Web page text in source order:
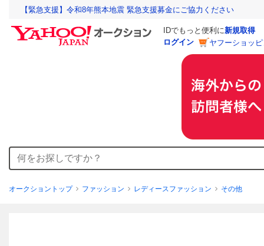
【緊急支援】令和8年熊本地震 緊急支援募金にご協力ください
IDでもっと便利に新規取得
ログイン
ヤフーショッ
オークショントップ ファッション レディースファッション その他